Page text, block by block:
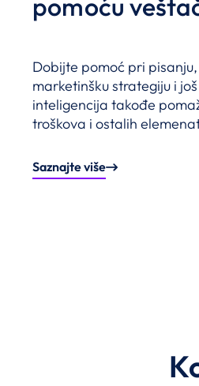
Dobijte pomoć pri
marketinšku strategiju i
inteligencija takođe
troškova i ostalih
Saznajte više